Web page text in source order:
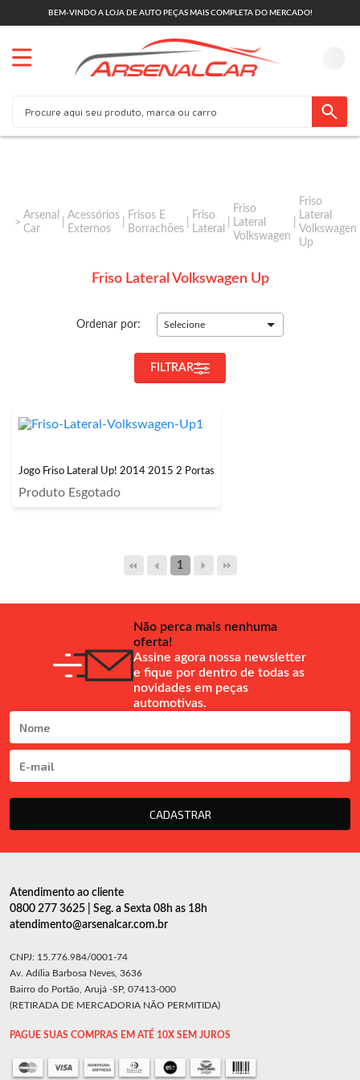
BEM-VINDO A LOJA DE AUTO PEÇAS MAIS COMPLETA DO MERCADO!
Arsenal
Car
Acessórios
Externos
Frisos E
Borrachões
Friso
Lateral
Friso
Lateral
Volkswagen
Friso
Lateral
Volkswagen
Up
Friso Lateral Volkswagen Up
Ordenar por: Selecione
FILTRAR
Jogo Friso Lateral Up! 2014 2015 2 Portas
Produto Esgotado
1
Não perca mais nenhuma
oferta!
Assine agora nossa newsletter
e fique por dentro de todas as
novidades em peças
automotivas.
CADASTRAR
Atendimento ao cliente
0800 277 3625 | Seg. a Sexta 08h as 18h
atendimento@arsenalcar.com.br
CNPJ: 15.776.984/0001-74
Av. Adília Barbosa Neves, 3636
Bairro do Portão, Arujá -SP, 07413-000
(RETIRADA DE MERCADORIA NÃO PERMITIDA)
PAGUE SUAS COMPRAS EM ATÉ 10X SEM JUROS